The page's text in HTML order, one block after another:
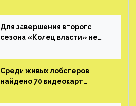
Для завершения второго
сезона «Колец власти» не
Среди живых лобстеров
найдено 70 видеокарт
китайской таможни